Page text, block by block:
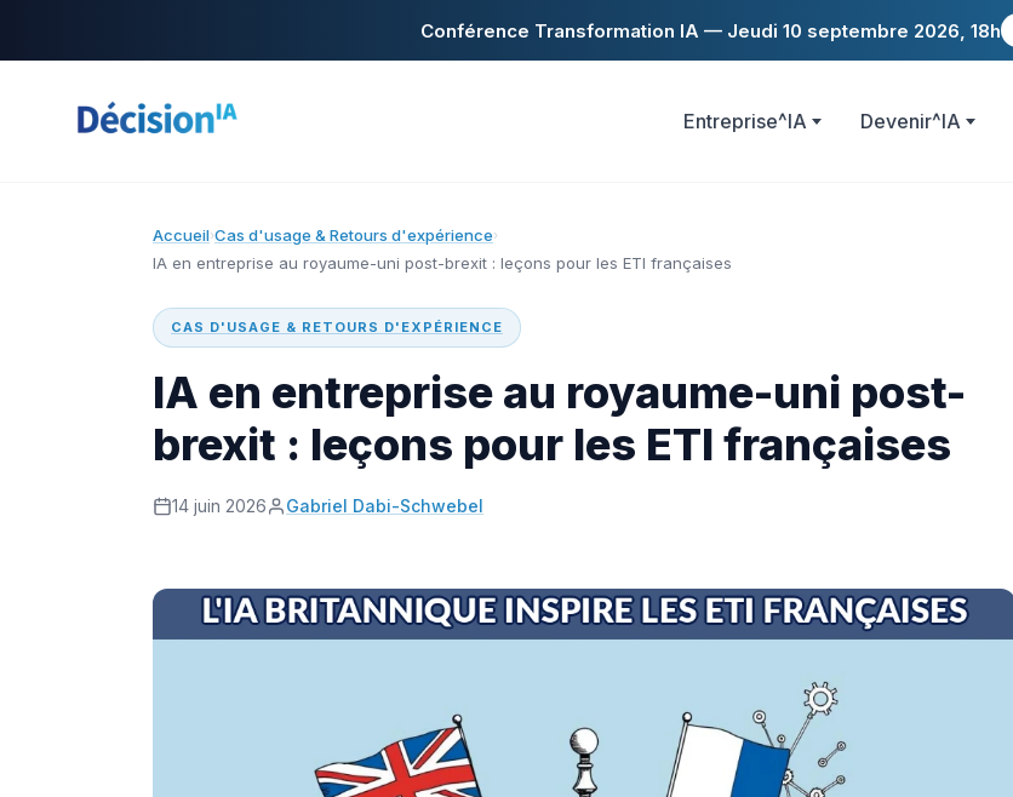
Conférence Transformation IA — Jeudi 10 septembre 2026, 18h
Entreprise^IA Devenir^IA
Accueil›Cas d'usage & Retours d'expérience›
IA en entreprise au royaume-uni post-brexit : leçons pour les ETI françaises
CAS D'USAGE & RETOURS D'EXPÉRIENCE
IA en entreprise au royaume-uni post-
brexit : leçons pour les ETI françaises
14 juin 2026 Gabriel Dabi-Schwebel